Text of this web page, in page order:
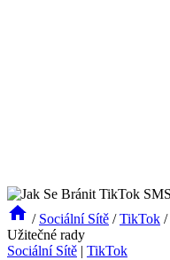
/ Sociální Sítě / TikTok /
Užitečné rady
Sociální Sítě | TikTok